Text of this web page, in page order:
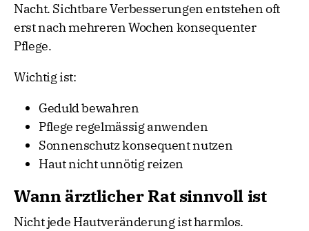
Nacht. Sichtbare Verbesserungen entstehen oft
erst nach mehreren Wochen konsequenter
Pflege.
Wichtig ist:
Geduld bewahren
Pflege regelmässig anwenden
Sonnenschutz konsequent nutzen
Haut nicht unnötig reizen
Wann ärztlicher Rat sinnvoll ist
Nicht jede Hautveränderung ist harmlos.